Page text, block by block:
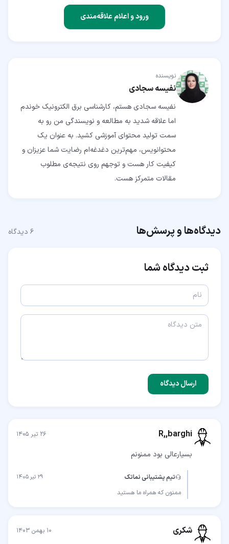
ورود و اعلام علاقه‌مندی
نویسنده
نفیسه سجادی
نفیسه سجادی هستم، کارشناسی برق الکترونیک خوندم
اما علاقه شدید به مطالعه و نویسندگی من رو به
سمت تولید محتوای آموزشی کشید. به عنوان یک
محتوانویس، مهم‌ترین دغدغه‌ام رضایت شما عزیزان و
کیفیت کار هست و توجهم روی نتیجه‌ی مطلوب
مقالات متمرکز هست.
دیدگاه‌ها و پرسش‌ها ۶ دیدگاه
ثبت دیدگاه شما
ارسال دیدگاه
R,,barghi ۲۶ تیر ۱۴۰۵
بسیارعالی بود ممنونم
تیم پشتیبانی نماتک ۲۹ تیر ۱۴۰۵
ممنون که همراه ما هستید
شکری ۱۰ بهمن ۱۴۰۳